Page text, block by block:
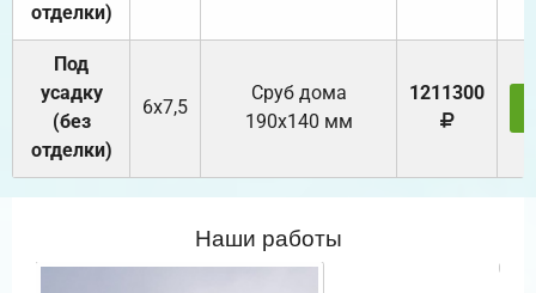
отделки)
Под
усадку
(без
отделки)
6х7,5
Cруб дома
190х140 мм
1211300
Наши работы